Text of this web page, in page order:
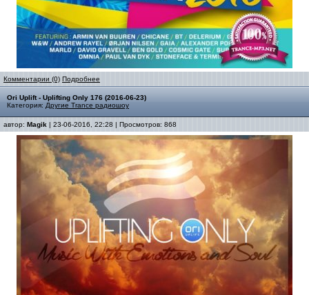
Комментарии (0) Подробнее
Ori Uplift - Uplifting Only 176 (2016-06-23)
Категория: Другие Trance радиошоу
автор: Magik | 23-06-2016, 22:28 | Просмотров: 868